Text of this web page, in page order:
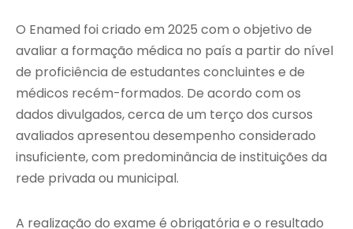
O Enamed foi criado em 2025 com o objetivo de
avaliar a formação médica no país a partir do nível
de proficiência de estudantes concluintes e de
médicos recém-formados. De acordo com os
dados divulgados, cerca de um terço dos cursos
avaliados apresentou desempenho considerado
insuficiente, com predominância de instituições da
rede privada ou municipal.
A realização do exame é obrigatória e o resultado